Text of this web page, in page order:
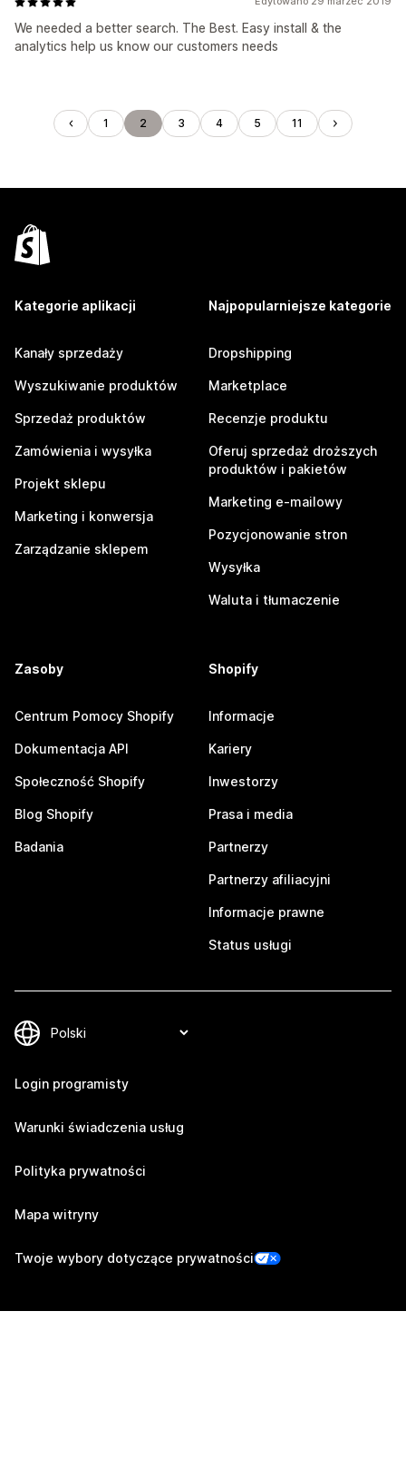
We needed a better search. The Best. Easy install & the
analytics help us know our customers needs
1 2 3 4 5 11
Kategorie aplikacji
Kanały sprzedaży
Wyszukiwanie produktów
Sprzedaż produktów
Zamówienia i wysyłka
Projekt sklepu
Marketing i konwersja
Zarządzanie sklepem
Najpopularniejsze kategorie
Dropshipping
Marketplace
Recenzje produktu
Oferuj sprzedaż droższych
produktów i pakietów
Marketing e-mailowy
Pozycjonowanie stron
Wysyłka
Waluta i tłumaczenie
Zasoby
Centrum Pomocy Shopify
Dokumentacja API
Społeczność Shopify
Blog Shopify
Badania
Shopify
Informacje
Kariery
Inwestorzy
Prasa i media
Partnerzy
Partnerzy afiliacyjni
Informacje prawne
Status usługi
Login programisty
Warunki świadczenia usług
Polityka prywatności
Mapa witryny
Twoje wybory dotyczące prywatności